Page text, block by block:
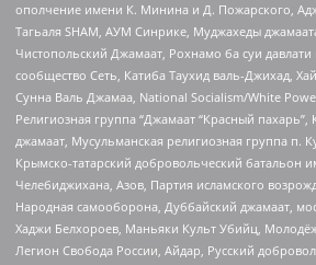
ополчение имени К. Минина и Д. Пожарского,
Тагьаля SHAM, АУМ Синрике, Муджахеды
Чистопольский Джамаат, Рохнамо ба суи
сообщество Сеть, Катиба Таухид валь-Джихад,
Сунна Валь Джамаа, National Socialism/White
Религиозная группа “Джамаат “Красный
джамаат, Мусульманская религиозная группа п.
Крымско-татарский добровольческий батальон
Челебиджихана, Азов, Партия исламского
Народная самооборона, Дуббайский джамаат,
Хаджи Белхороев, Маньяки Культ Убийц,
Легион Свобода России, Айдар, Русский